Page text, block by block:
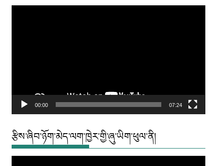
00:00 07:24
རྩིས་ཞིབ་ཉོག་མེད་ལག་ཁྱེར་གྱི་ཞུ་ཡིག་ཕུལ་ནི།